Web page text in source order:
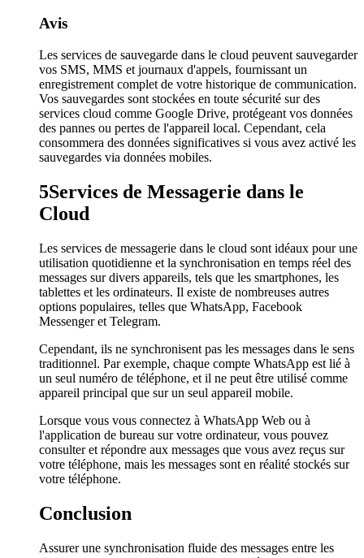
Avis
Les services de sauvegarde dans le cloud peuvent sauvegarder
vos SMS, MMS et journaux d'appels, fournissant un
enregistrement complet de votre historique de communication.
Vos sauvegardes sont stockées en toute sécurité sur des
services cloud comme Google Drive, protégeant vos données
des pannes ou pertes de l'appareil local. Cependant, cela
consommera des données significatives si vous avez activé les
sauvegardes via données mobiles.
5Services de Messagerie dans le
Cloud
Les services de messagerie dans le cloud sont idéaux pour une
utilisation quotidienne et la synchronisation en temps réel des
messages sur divers appareils, tels que les smartphones, les
tablettes et les ordinateurs. Il existe de nombreuses autres
options populaires, telles que WhatsApp, Facebook
Messenger et Telegram.
Cependant, ils ne synchronisent pas les messages dans le sens
traditionnel. Par exemple, chaque compte WhatsApp est lié à
un seul numéro de téléphone, et il ne peut être utilisé comme
appareil principal que sur un seul appareil mobile.
Lorsque vous vous connectez à WhatsApp Web ou à
l'application de bureau sur votre ordinateur, vous pouvez
consulter et répondre aux messages que vous avez reçus sur
votre téléphone, mais les messages sont en réalité stockés sur
votre téléphone.
Conclusion
Assurer une synchronisation fluide des messages entre les